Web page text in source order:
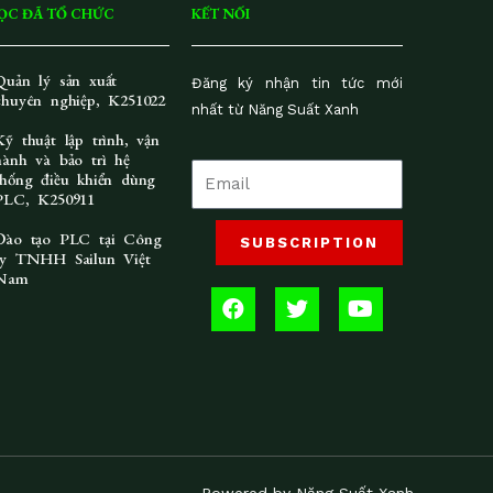
ĐÃ TỔ CHỨC
lý sản xuất
nghiệp, K251022
thuật lập trình, vận
và bảo trì hệ
điều khiển dùng
K250911
tạo PLC tại Công
TNHH Sailun Việt
KẾT NỐI
Đăng ký nhận tin tức mới
nhất từ Năng Suất Xanh
SUBSCRIPTION
F
a
k
T
w
Y
o